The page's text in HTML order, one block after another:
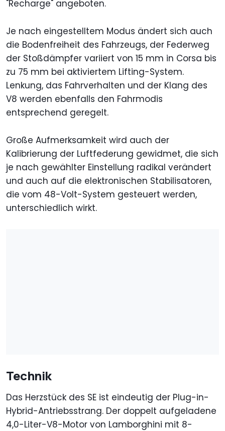
"Recharge" angeboten.
Je nach eingestelltem Modus ändert sich auch
die Bodenfreiheit des Fahrzeugs, der Federweg
der Stoßdämpfer variiert von 15 mm in Corsa bis
zu 75 mm bei aktiviertem Lifting-System.
Lenkung, das Fahrverhalten und der Klang des
V8 werden ebenfalls den Fahrmodis
entsprechend geregelt.
Große Aufmerksamkeit wird auch der
Kalibrierung der Luftfederung gewidmet, die sich
je nach gewählter Einstellung radikal verändert
und auch auf die elektronischen Stabilisatoren,
die vom 48-Volt-System gesteuert werden,
unterschiedlich wirkt.
Technik
Das Herzstück des SE ist eindeutig der Plug-in-
Hybrid-Antriebsstrang. Der doppelt aufgeladene
4,0-Liter-V8-Motor von Lamborghini mit 8-